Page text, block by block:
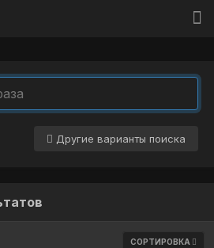
Другие варианты поиска
СОРТИРОВКА